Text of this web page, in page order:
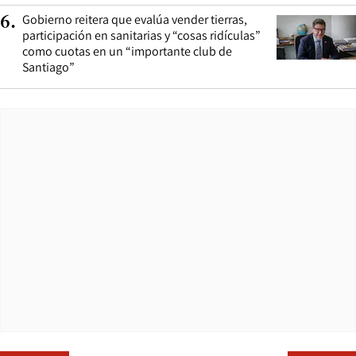
6. Gobierno reitera que evalúa vender tierras,
participación en sanitarias y “cosas ridículas”
como cuotas en un “importante club de
Santiago”